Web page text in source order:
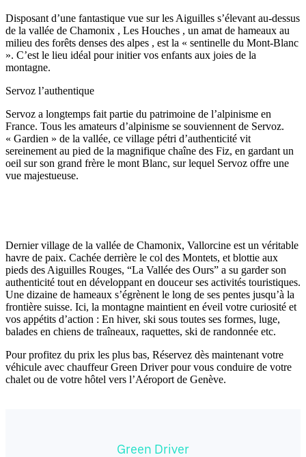
Disposant d’une fantastique vue sur les Aiguilles s’élevant au-dessus
de la vallée de Chamonix , Les Houches , un amat de hameaux au
milieu des forêts denses des alpes , est la « sentinelle du Mont-Blanc
». C’est le lieu idéal pour initier vos enfants aux joies de la
montagne.
Servoz l’authentique
Servoz a longtemps fait partie du patrimoine de l’alpinisme en
France. Tous les amateurs d’alpinisme se souviennent de Servoz.
« Gardien » de la vallée, ce village pétri d’authenticité vit
sereinement au pied de la magnifique chaîne des Fiz, en gardant un
oeil sur son grand frère le mont Blanc, sur lequel Servoz offre une
vue majestueuse.
Dernier village de la vallée de Chamonix, Vallorcine est un véritable
havre de paix. Cachée derrière le col des Montets, et blottie aux
pieds des Aiguilles Rouges, “La Vallée des Ours” a su garder son
authenticité tout en développant en douceur ses activités touristiques.
Une dizaine de hameaux s’égrènent le long de ses pentes jusqu’à la
frontière suisse. Ici, la montagne maintient en éveil votre curiosité et
vos appétits d’action : En hiver, ski sous toutes ses formes, luge,
balades en chiens de traîneaux, raquettes, ski de randonnée etc.
Pour profitez du prix les plus bas, Réservez dès maintenant votre
véhicule avec chauffeur Green Driver pour vous conduire de votre
chalet ou de votre hôtel vers l’Aéroport de Genève.
Green Driver